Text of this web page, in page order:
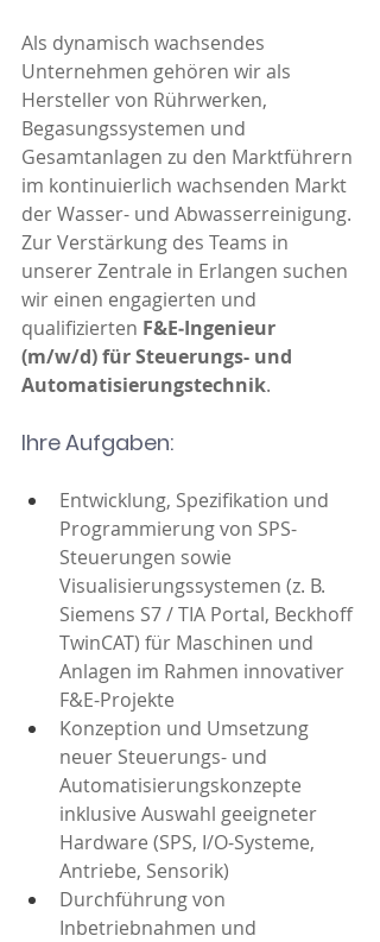
Als dynamisch wachsendes
Unternehmen gehören wir als
Hersteller von Rührwerken,
Begasungssystemen und
Gesamtanlagen zu den Marktführern
im kontinuierlich wachsenden Markt
der Wasser- und Abwasserreinigung.
Zur Verstärkung des Teams in
unserer Zentrale in Erlangen suchen
wir einen engagierten und
qualifizierten F&E‑Ingenieur
(m/w/d) für Steuerungs- und
Automatisierungstechnik.
Ihre Aufgaben:
Entwicklung, Spezifikation und
Programmierung von SPS-
Steuerungen sowie
Visualisierungssystemen (z. B.
Siemens S7 / TIA Portal, Beckhoff
TwinCAT) für Maschinen und
Anlagen im Rahmen innovativer
F&E-Projekte
Konzeption und Umsetzung
neuer Steuerungs- und
Automatisierungskonzepte
inklusive Auswahl geeigneter
Hardware (SPS, I/O-Systeme,
Antriebe, Sensorik)
Durchführung von
Inbetriebnahmen und